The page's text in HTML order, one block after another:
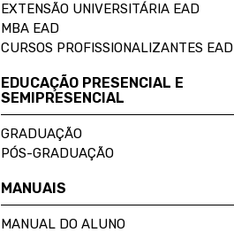
EXTENSÃO UNIVERSITÁRIA EAD
MBA EAD
CURSOS PROFISSIONALIZANTES EAD
EDUCAÇÃO PRESENCIAL E
SEMIPRESENCIAL
GRADUAÇÃO
PÓS-GRADUAÇÃO
MANUAIS
MANUAL DO ALUNO